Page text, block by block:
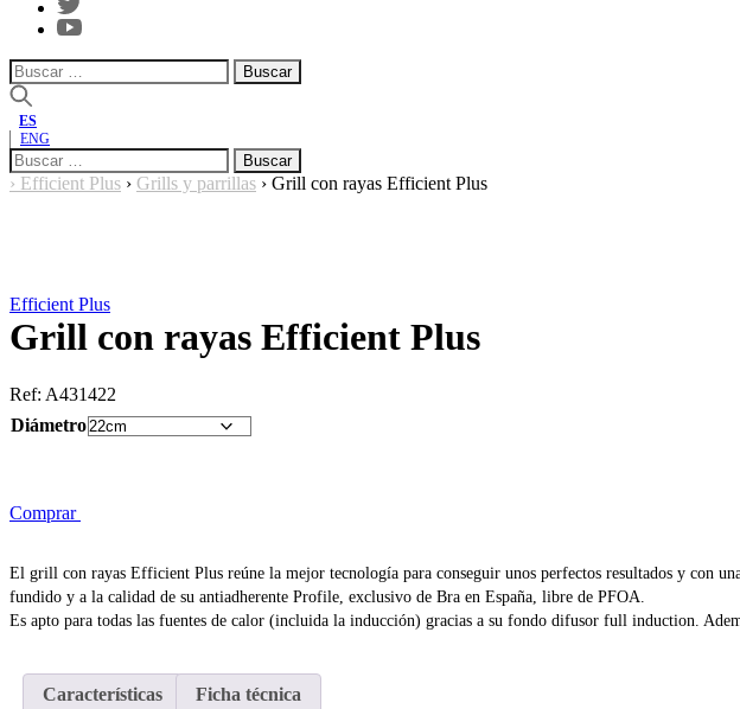
Buscar:
ES
ENG
Buscar:
› Efficient Plus › Grills y parrillas › Grill con rayas Efficient Plus
Efficient Plus
Grill con rayas Efficient Plus
Ref: A431422
Diámetro
Comprar
El grill con rayas Efficient Plus reúne la mejor tecnología para conseguir unos perfectos resultados y con
fundido y a la calidad de su antiadherente Profile, exclusivo de Bra en España, libre de PFOA.
Es apto para todas las fuentes de calor (incluida la inducción) gracias a su fondo difusor full induction.
Características Ficha técnica